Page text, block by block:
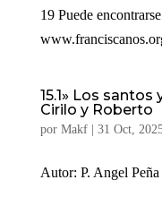
19 Puede
15.1» Los santos
Cirilo y Roberto
por Makf| 31 Oct,
Autor: P. Angel